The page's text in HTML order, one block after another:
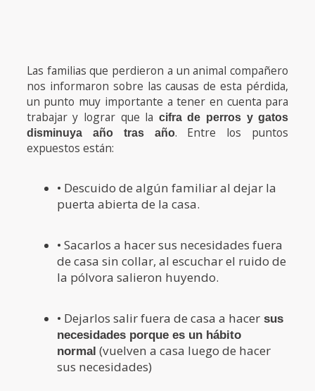
Las familias que perdieron a un animal compañero
nos informaron sobre las causas de esta pérdida,
un punto muy importante a tener en cuenta para
trabajar y lograr que la cifra de perros y gatos
disminuya año tras año. Entre los puntos
expuestos están:
• Descuido de algún familiar al dejar la
puerta abierta de la casa.
• Sacarlos a hacer sus necesidades fuera
de casa sin collar, al escuchar el ruido de
la pólvora salieron huyendo.
• Dejarlos salir fuera de casa a hacersus
necesidades porque es un hábito
normal (vuelven a casa luego de hacer
sus necesidades)